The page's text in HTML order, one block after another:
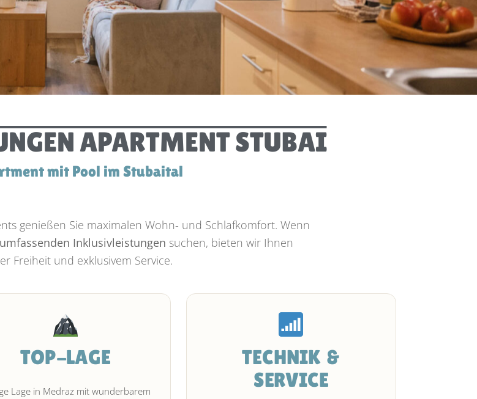
DATENSCHUTZ
DIGITALE GÄSTEMAPPE
ANFAHRT
WEBCAM
APARTMENT STUBAI
mit Pool im Stubaital
genießen Sie maximalen Wohn- und Schlafkomfort. Wenn
Inklusivleistungen suchen, bieten wir Ihnen
Freiheit und exklusivem Service.
TOP-LAGE
Lage in Medraz mit wunderbarem
TECHNIK &
SERVICE